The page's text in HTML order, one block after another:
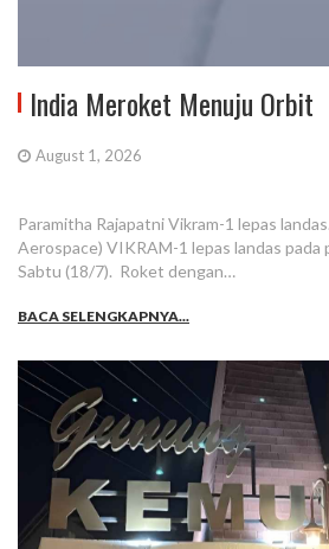
India Meroket Menuju Orbit
August 1, 2026
Paramitha Rajapatni Vikram-1 lepas
Aerospace) VIKRAM-1 lepas landas pada
Sabtu (18/7). Roket dengan…
BACA SELENGKAPNYA...